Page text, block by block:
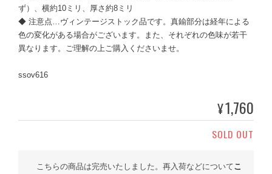
ず）、横約10ミリ、厚さ約8ミリ
◆ 注意点…ヴィンテージストック品です。真鍮部分は経年による
色の変化がある場合がございます。また、それぞれの色味が若干
異なります。ご理解の上ご購入くださいませ。
ssov616
¥1,760
SOLD OUT
こちらの商品は完売いたしました。再入荷などについてこ